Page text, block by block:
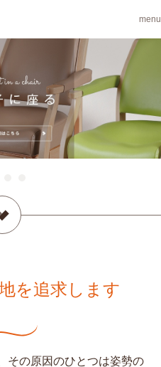
menu
を追求します
その原因のひとつは姿勢の